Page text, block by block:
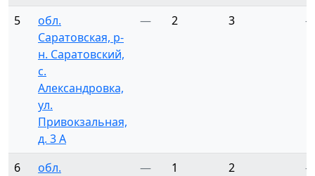
5
обл.
Саратовская, р-
н. Саратовский,
с.
Александровка,
ул.
Привокзальная,
д. 3 А
— 2 3
6
обл.
— 1 2